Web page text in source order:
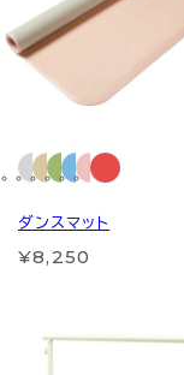
ダンスマット
¥8,250